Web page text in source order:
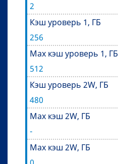
2
Кэш уроверь 1, ГБ
256
Max кэш уроверь 1, ГБ
512
Кэш уроверь 2W, ГБ
480
Max кэш 2W, ГБ
-
Max кэш 2W, ГБ